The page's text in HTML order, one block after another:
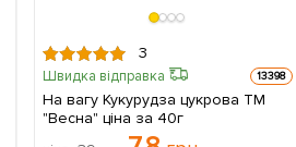
3
Швидка відправка 13398
На вагу Кукурудза цукрова ТМ
"Весна" ціна за 40г